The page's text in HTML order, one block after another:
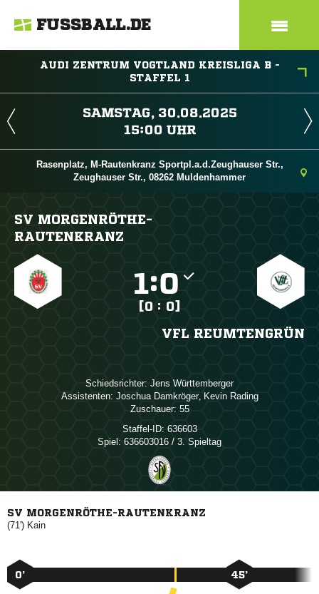
FUSSBALL.DE
AUDI ZENTRUM VOGTLAND KREISLIGA B -
STAFFEL 1
 
 
Rasenplatz, M-Rautenkranz Sportpl.a.d.Zeughauser Str.,
Zeughauser Str., 08262 Muldenhammer
SV MORGENRÖTHE-
RAUTENKRANZ
:
[0 : 0]
VFL REUMTENGRÜN
Schiedsrichter:  
Assistenten:  ,  
Zuschauer: 55
Staffel-ID: 636603
Spiel: 636603016 / 3. Spieltag
SV MORGENRÖTHE-RAUTENKRANZ
(71') 
0’ 45’